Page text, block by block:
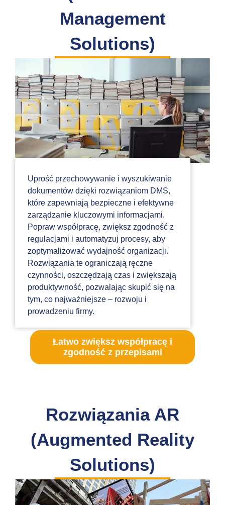
Management
Solutions)
Uprość przechowywanie i wyszukiwanie
dokumentów dzięki rozwiązaniom DMS,
które zapewniają bezpieczne i efektywne
zarządzanie kluczowymi informacjami.
Popraw współpracę, zwiększ zgodność z
regulacjami i automatyzuj procesy, aby
zoptymalizować wydajność organizacji.
Rozwiązania te ograniczają ręczne
czynności, oszczędzają czas i zwiększają
produktywność, pozwalając skupić się na
tym, co najważniejsze – rozwoju i
prowadzeniu firmy.
Łatwo zwiększ współpracę i
zgodność z przepisami
Rozwiązania AR
(Augmented Reality
Solutions)